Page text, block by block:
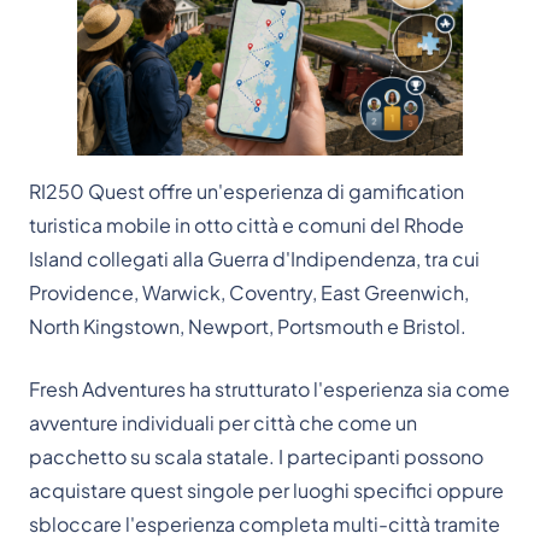
RI250 Quest offre un'esperienza di gamification
turistica mobile in otto città e comuni del Rhode
Island collegati alla Guerra d'Indipendenza, tra cui
Providence, Warwick, Coventry, East Greenwich,
North Kingstown, Newport, Portsmouth e Bristol.
Fresh Adventures ha strutturato l'esperienza sia come
avventure individuali per città che come un
pacchetto su scala statale. I partecipanti possono
acquistare quest singole per luoghi specifici oppure
sbloccare l'esperienza completa multi-città tramite